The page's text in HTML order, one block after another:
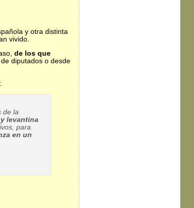
y otra distinta
vivido.
de los que
diputados o desde
de la
levantina
para
en un